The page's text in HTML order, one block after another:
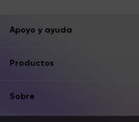
Apoyo y ayuda
Productos
Sobre